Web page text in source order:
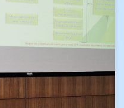
temporal de mapas
para localidades
de 2010…» […]